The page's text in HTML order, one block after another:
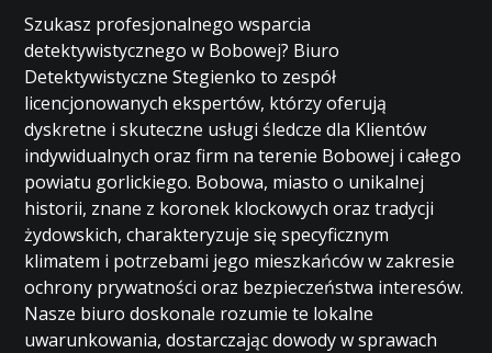
Szukasz profesjonalnego wsparcia
detektywistycznego w Bobowej? Biuro
Detektywistyczne Stegienko to zespół
licencjonowanych ekspertów, którzy oferują
dyskretne i skuteczne usługi śledcze dla Klientów
indywidualnych oraz firm na terenie Bobowej i całego
powiatu gorlickiego. Bobowa, miasto o unikalnej
historii, znane z koronek klockowych oraz tradycji
żydowskich, charakteryzuje się specyficznym
klimatem i potrzebami jego mieszkańców w zakresie
ochrony prywatności oraz bezpieczeństwa interesów.
Nasze biuro doskonale rozumie te lokalne
uwarunkowania, dostarczając dowody w sprawach